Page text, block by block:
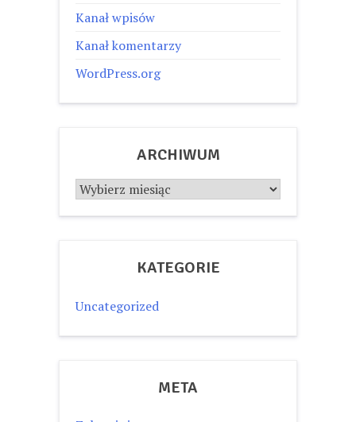
Kanał wpisów
Kanał komentarzy
WordPress.org
ARCHIWUM
Archiwum
KATEGORIE
Uncategorized
META